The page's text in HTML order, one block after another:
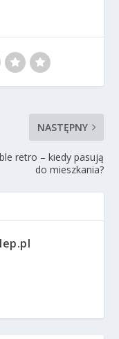
NASTĘPNY
retro – kiedy pasują
do mieszkania?